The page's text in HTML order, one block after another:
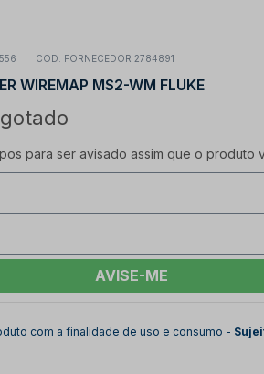
COD. FORNECEDOR 2784891
WIREMAP MS2-WM FLUKE
para ser avisado assim que o produto
AVISE-ME
com a finalidade de uso e consumo -